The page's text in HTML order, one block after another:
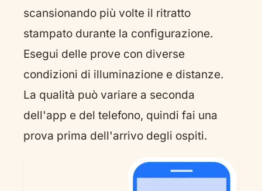
scansionando più volte il ritratto
stampato durante la configurazione.
Esegui delle prove con diverse
condizioni di illuminazione e distanze.
La qualità può variare a seconda
dell'app e del telefono, quindi fai una
prova prima dell'arrivo degli ospiti.